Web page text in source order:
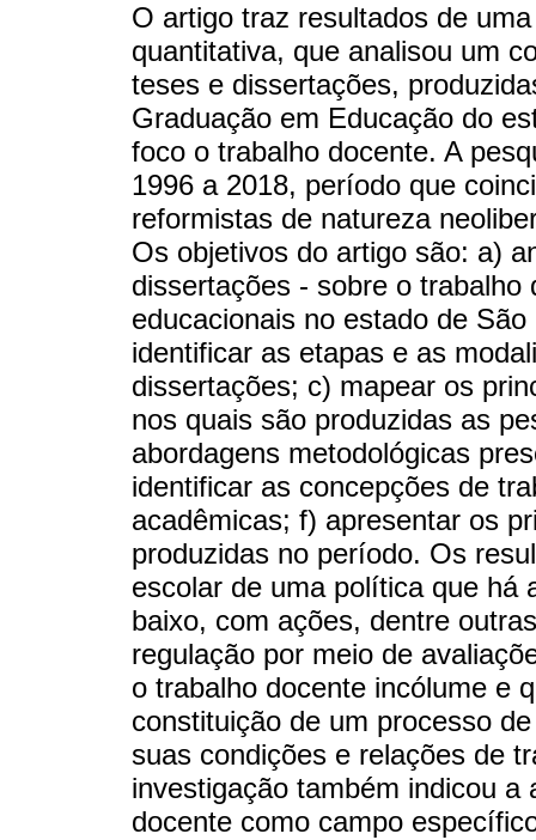
O artigo traz resultados de
quantitativa, que analisou um
teses e dissertações,
Graduação em Educação do
foco o trabalho docente. A
1996 a 2018, período que
reformistas de natureza
Os objetivos do artigo são: a)
dissertações - sobre o
educacionais no estado de
identificar as etapas e as
dissertações; c) mapear os
nos quais são produzidas as
abordagens metodológicas
identificar as concepções de
acadêmicas; f) apresentar os
produzidas no período. Os
escolar de uma política que há
baixo, com ações, dentre
regulação por meio de
o trabalho docente incólume e
constituição de um processo
suas condições e relações de
investigação também indicou a
docente como campo